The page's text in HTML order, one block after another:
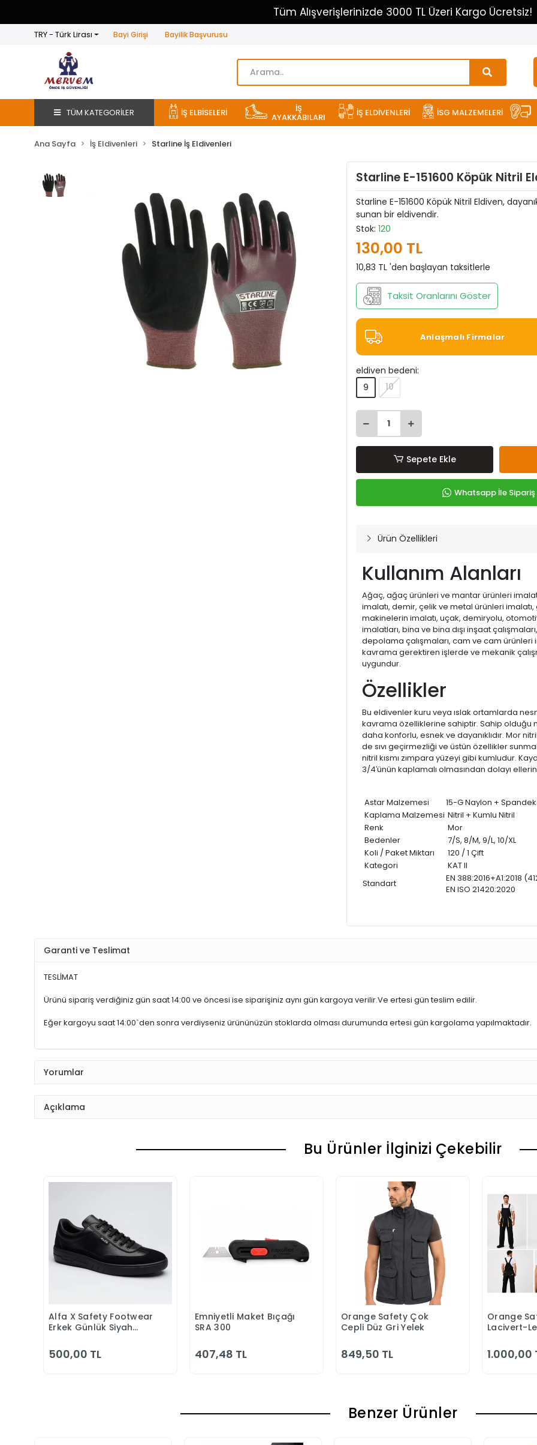
Tüm Alışverişlerinizde 3000 TL Üzeri Kargo Ücretsiz!
TRY - Türk Lirası Bayi Girişi Bayilik Başvurusu
TÜM KATEGORİLER İŞ ELBİSELERİ İŞ
AYAKKABILARI İŞ ELDİVENLERİ İSG MALZEMELERİ
Ana Sayfa İş Eldivenleri Starline İş Eldivenleri
Starline E-151600 Köpük Nitril
Starline E-151600 Köpük Nitril Eldiven,
sunan bir eldivendir.
Stok: 120
130,00 TL
10,83 TL 'den başlayan taksitlerle
Taksit Oranlarını Göster
Anlaşmalı Firmalar
eldiven bedeni:
9
10
Sepete Ekle
Whatsapp İle Sipariş
Ürün Özellikleri
Kullanım Alanları
Ağaç, ağaç ürünleri ve mantar ürünleri
imalatı, demir, çelik ve metal ürünleri
makinelerin imalatı, uçak, demiryolu,
imalatları, bina ve bina dışı inşaat
depolama çalışmaları, cam ve cam ürünleri
kavrama gerektiren işlerde ve mekanik
uygundur.
Özellikler
Bu eldivenler kuru veya ıslak ortamlarda
kavrama özelliklerine sahiptir. Sahip olduğu
daha konforlu, esnek ve dayanıklıdır. Mor
de sıvı geçirmezliği ve üstün özellikler
nitril kısmı zımpara yüzeyi gibi kumludur.
3/4′ünün kaplamalı olmasından dolayı
Astar Malzemesi
15-G Naylon +
Kaplama Malzemesi Nitril + Kumlu Nitril
Renk
Mor
Bedenler
7/S, 8/M, 9/L, 10/XL
Koli / Paket Miktarı
120 / 1 Çift
Kategori
KAT II
Standart
EN 388:2016+A1:2018
EN ISO 21420:2020
Garanti ve Teslimat
TESLİMAT
Ürünü sipariş verdiğiniz gün saat 14:00 ve öncesi ise siparişiniz aynı gün kargoya verilir.Ve ertesi gün teslim edilir.
Eğer kargoyu saat 14:00`den sonra verdiyseniz ürününüzün stoklarda olması durumunda ertesi gün kargolama yapılmaktadır.
Yorumlar
Açıklama
Bu Ürünler İlginizi Çekebilir
Sepete Ekle
Alfa X Safety Footwear
Erkek Günlük Siyah
500,00 TL
Sepete Ekle
Emniyetli Maket Bıçağı
SRA 300
407,48 TL
Sepete Ekle
Orange Safety Çok
Cepli Düz Gri Yelek
849,50 TL
Orange
Lacivert-
1.000,00
Benzer Ürünler